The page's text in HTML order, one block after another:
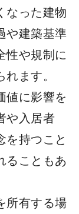
なった建物
や建築基準
性や規制に
ます。
値に影響を
や入居者
を持つこと
ることもあ
所有する場